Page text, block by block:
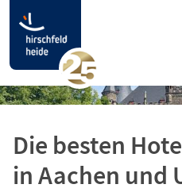
Die besten
in Aachen und